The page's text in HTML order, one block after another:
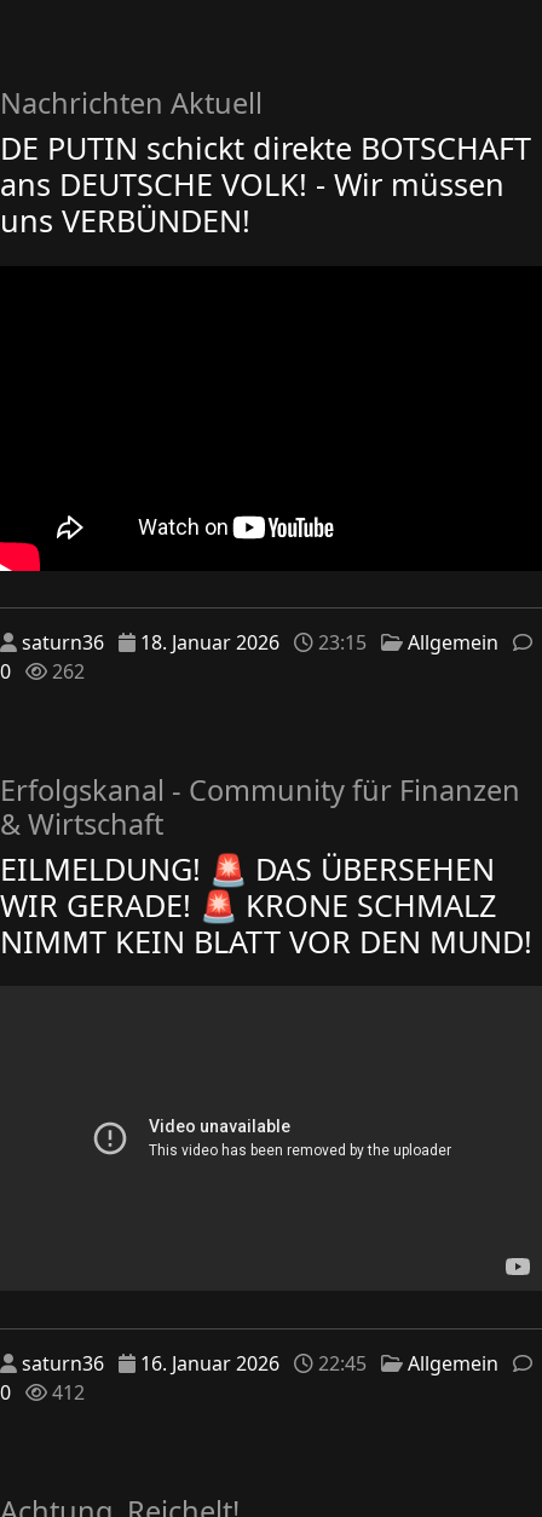
Nachrichten Aktuell
DE PUTIN schickt direkte BOTSCHAFT
ans DEUTSCHE VOLK! - Wir müssen
uns VERBÜNDEN!
saturn36 18. Januar 2026 23:15
Allgemein
0
262
Erfolgskanal - Community für Finanzen
& Wirtschaft
EILMELDUNG! 🚨 DAS ÜBERSEHEN
WIR GERADE! 🚨 KRONE SCHMALZ
NIMMT KEIN BLATT VOR DEN MUND!
saturn36 16. Januar 2026 22:45
Allgemein
0
412